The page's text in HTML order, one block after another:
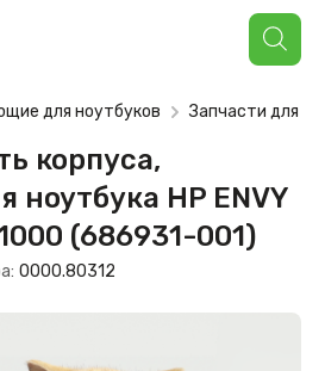
Поиск
товаров
для ноутбуков Запчасти для
корпуса,
ноутбука HP ENVY
(686931-001)
0000.80312